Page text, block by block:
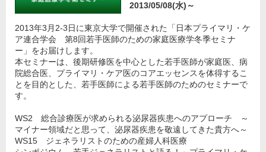
2013/05/08(水)～
2013年3月2-3日に東京大学で開催された「日本プライマリ・ケ
ア連合学会 第8回若手医師のための家庭医療学冬季セミナ
ー」をお届けします。
本セミナーは、後期研修医を中心とした若手医師が家庭医、病
院総合医、プライマリ・ケア医のコアエッセンスを体得するこ
とを目的とした、若手医師による若手医師のためのセミナーで
す。
WS2 総合診療医が求められる泌尿器疾患へのアプローチ ～
マイナー領域だと思って、泌尿器疾患を敬遠してきた貴方へ～
WS15 ジェネラリストのための産婦人科医療